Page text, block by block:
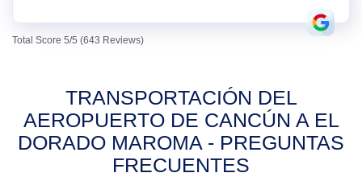
Total Score 5/5 (643 Reviews)
TRANSPORTACIÓN DEL
AEROPUERTO DE CANCÚN A EL
DORADO MAROMA - PREGUNTAS
FRECUENTES